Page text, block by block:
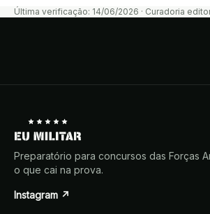
Última verificação: 14/06/2026 · Curadoria
Preparatório para concursos das Forças
o que cai na prova.
Instagram ↗